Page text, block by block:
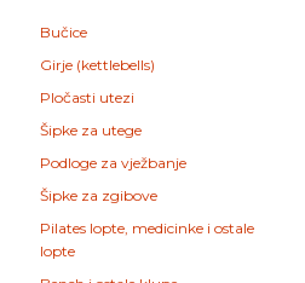
Bučice
Girje (kettlebells)
Pločasti utezi
Šipke za utege
Podloge za vježbanje
Šipke za zgibove
Pilates lopte, medicinke i ostale
lopte